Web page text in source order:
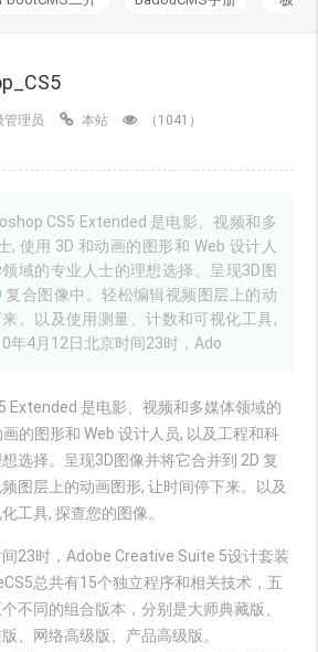
管理员 本站
（1041）
CS5 Extended 是电影、视频和多
, 使用 3D 和动画的图形和 Web 设计人
域的专业人士的理想选择。呈现3D图
复合图像中。轻松编辑视频图层上的动
。以及使用测量、计数和可视化工具,
年4月12日北京时间23时，Ado
Extended 是电影、视频和多媒体领域的
的图形和 Web 设计人员, 以及工程和科
选择。呈现3D图像并将它合并到 2D 复
图层 上的动画图形, 让时间停下来。以及
工具, 探查您的图像。
23时，Adobe Creative Suite 5设计套装
总共有15个独立程序和相关技术，五
不同的组合版本，分别是大师典藏版、
、网络高级版、产品高级版。